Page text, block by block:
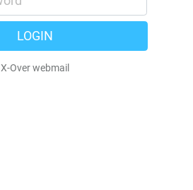
LOGIN
X-Over webmail